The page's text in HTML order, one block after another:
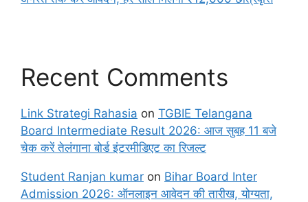
Recent Comments
Link Strategi Rahasia on TGBIE Telangana
Board Intermediate Result 2026: आज सुबह 11 बजे
चेक करें तेलंगाना बोर्ड इंटरमीडिएट का रिजल्ट
Student Ranjan kumar on Bihar Board Inter
Admission 2026: ऑनलाइन आवेदन की तारीख, योग्यता,